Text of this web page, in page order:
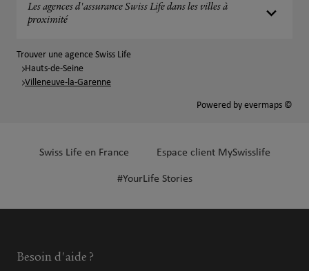
Les agences d'assurance Swiss Life dans les villes à
proximité
Trouver une agence Swiss Life
Hauts-de-Seine
Villeneuve-la-Garenne
Powered by evermaps ©
Swiss Life en France Espace client MySwisslife
#YourLife Stories
Besoin d'aide ?